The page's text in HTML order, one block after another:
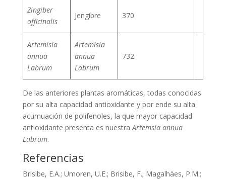
Zingiber
officinalis
Jengibre 370
Artemisia
annua
Labrum
Artemisia
annua
Labrum
732
De las anteriores plantas aromáticas, todas conocidas
por su alta capacidad antioxidante y por ende su alta
acumuación de polifenoles, la que mayor capacidad
antioxidante presenta es nuestraArtemsia annua
Labrum.
Referencias
Brisibe, E.A.; Umoren, U.E.; Brisibe, F.; Magalhäes, P.M.;